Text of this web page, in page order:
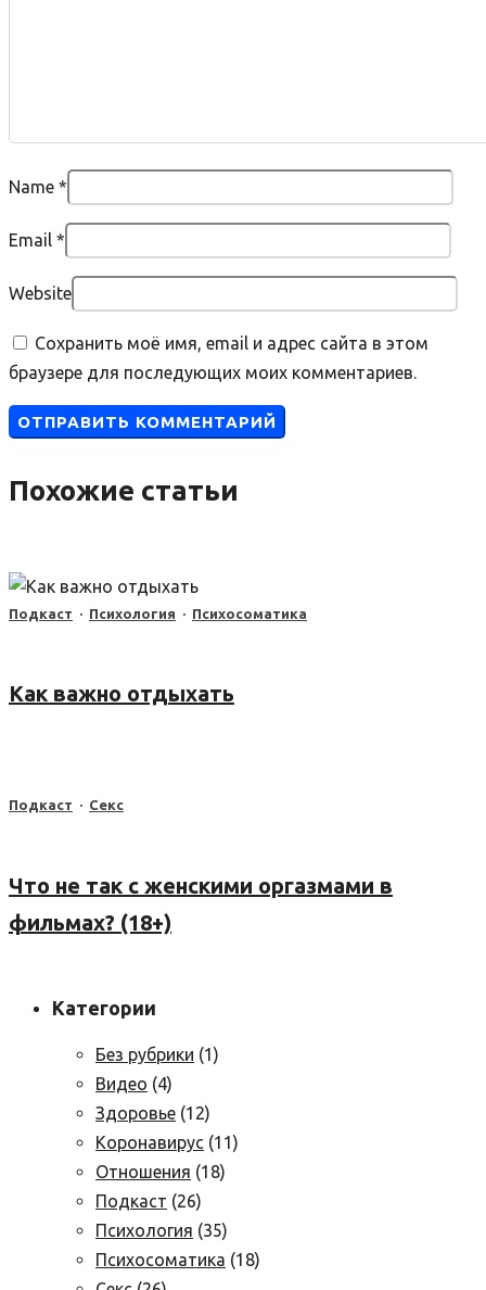
Name *
Email *
Website
Сохранить моё имя, email и адрес сайта в этом
браузере для последующих моих комментариев.
Похожие статьи
Подкаст · Психология · Психосоматика
Как важно отдыхать
Подкаст · Секс
Что не так с женскими оргазмами в
фильмах? (18+)
Категории
Без рубрики (1)
Видео (4)
Здоровье (12)
Коронавирус (11)
Отношения (18)
Подкаст (26)
Психология (35)
Психосоматика (18)